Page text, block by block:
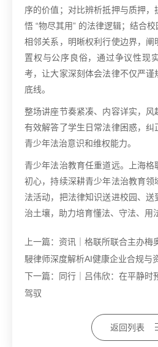
序的价值；对比辨析抵押与质押
悟 “物尽其用” 的法律逻辑；结合
相邻关系，明晰权利行使边界，阐
置权与公序良俗，通过争议性现
考，让大家深刻体会法律不仅严谨
底线。
整场讲座节奏紧凑、内容详实，风
有效解答了学生日常法律困惑，纠
青少年法治意识和维权能力。
青少年法治教育任重道远。上海格
初心，持续深耕青少年法治教育
法活动，把法律知识送进校园、
治土壤，助力培育懂法、守法、用
上一篇： 资讯｜格联所联合主办梅
駸律师深度解析AI健康企业合规与
下一篇：
同行｜吕伟欣：在平静时
驾驭
返回列表